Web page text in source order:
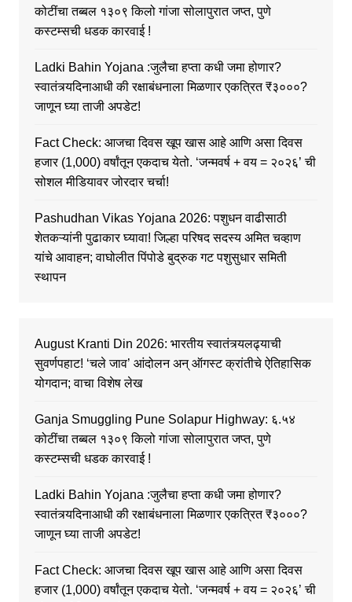
कोटींचा तब्बल १३०९ किलो गांजा सोलापुरात जप्त, पुणे
कस्टम्सची धडक कारवाई !
Ladki Bahin Yojana :जुलैचा हप्ता कधी जमा होणार?
स्वातंत्र्यदिनाआधी की रक्षाबंधनाला मिळणार एकत्रित ₹३०००?
जाणून घ्या ताजी अपडेट!
Fact Check: आजचा दिवस खूप खास आहे आणि असा दिवस
हजार (1,000) वर्षांतून एकदाच येतो. ‘जन्मवर्ष + वय = २०२६’ ची
सोशल मीडियावर जोरदार चर्चा!
Pashudhan Vikas Yojana 2026: पशुधन वाढीसाठी
शेतकऱ्यांनी पुढाकार घ्यावा! जिल्हा परिषद सदस्य अमित चव्हाण
यांचे आवाहन; वाघोलीत पिंपोडे बुद्रुक गट पशुसुधार समिती
स्थापन
August Kranti Din 2026: भारतीय स्वातंत्र्यलढ्याची
सुवर्णपहाट! ‘चले जाव’ आंदोलन अन् ऑगस्ट क्रांतीचे ऐतिहासिक
योगदान; वाचा विशेष लेख
Ganja Smuggling Pune Solapur Highway: ६.५४
कोटींचा तब्बल १३०९ किलो गांजा सोलापुरात जप्त, पुणे
कस्टम्सची धडक कारवाई !
Ladki Bahin Yojana :जुलैचा हप्ता कधी जमा होणार?
स्वातंत्र्यदिनाआधी की रक्षाबंधनाला मिळणार एकत्रित ₹३०००?
जाणून घ्या ताजी अपडेट!
Fact Check: आजचा दिवस खूप खास आहे आणि असा दिवस
हजार (1,000) वर्षांतून एकदाच येतो. ‘जन्मवर्ष + वय = २०२६’ ची